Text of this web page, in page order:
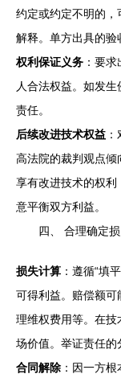
约定或约定不明的
解释。单方出具的验
权利保证义务 ：要
人合法权益。如发
责任。
后续改进技术权益
高法院的裁判观点
享有改进技术的权
意平衡双方利益。
四、 合理确定
损失计算 ：遵循“填
可得利益。赔偿额
理维权费用等。在
场价值。举证责任的
合同解除 ：因一方